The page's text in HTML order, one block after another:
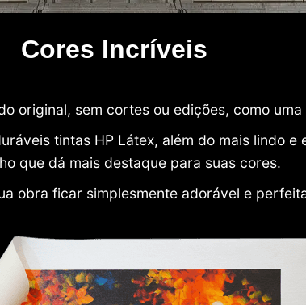
Cores Incríveis
original, sem cortes ou edições, como
tintas HP Látex, além do mais lindo e
que dá mais destaque para suas cores.
obra ficar simplesmente adorável e